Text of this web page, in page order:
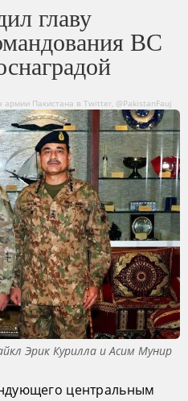
главу
ВС
армии Пакистана в Twitter, @PakistanFauj
Эрик Курилла и Асим Мунир
центральным